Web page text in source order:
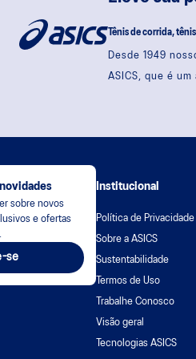
Tênis de corrida,
Desde 1949
ASICS, que é
sobre novos
e ofertas
se
Institucional
Política de Privacidade
Sobre a ASICS
Sustentabilidade
Termos de Uso
Trabalhe Conosco
Visão geral
Tecnologias ASICS